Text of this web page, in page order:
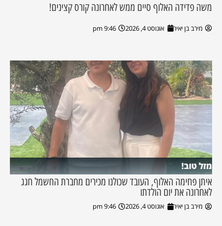
משה פדידה האלוף סיים ממש לאחרונה קורס קצינים!
מירב בן יאיר אוגוסט 4, 2026 9:46 pm
מזל טוב!
איתן פחימה האלוף, העובד שכולנו מכירים מחברת החשמל חגג
לאחרונה את יום הולדתו
מירב בן יאיר אוגוסט 4, 2026 9:46 pm